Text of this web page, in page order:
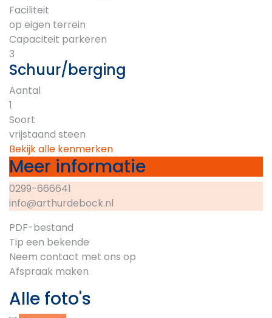
Faciliteit
op eigen terrein
Capaciteit parkeren
3
Schuur/berging
Aantal
1
Soort
vrijstaand steen
Bekijk alle kenmerken
Meer informatie
0299-666641
info@arthurdebock.nl
PDF-bestand
Tip een bekende
Neem contact met ons op
Afspraak maken
Alle foto's